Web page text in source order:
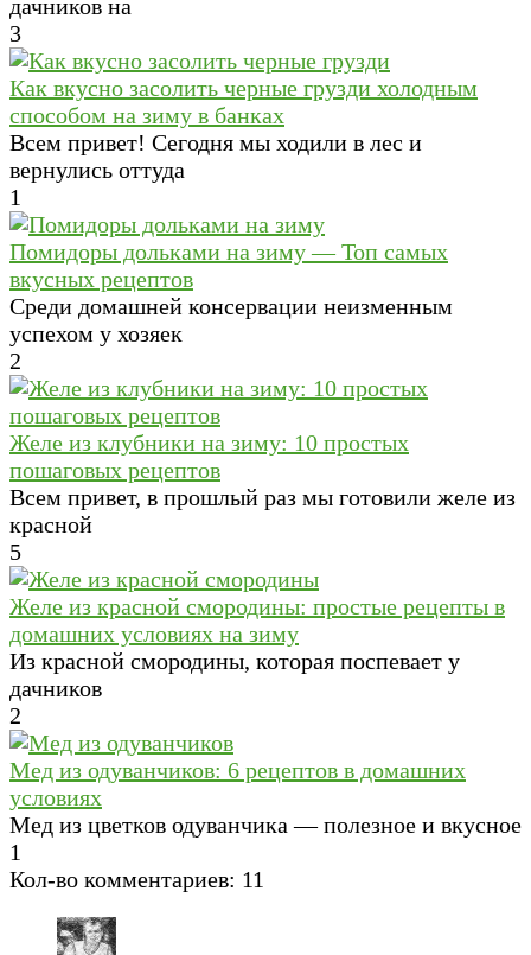
дачников на
3
Как вкусно засолить черные грузди холодным
способом на зиму в банках
Всем привет! Сегодня мы ходили в лес и
вернулись оттуда
1
Помидоры дольками на зиму — Топ самых
вкусных рецептов
Среди домашней консервации неизменным
успехом у хозяек
2
Желе из клубники на зиму: 10 простых
пошаговых рецептов
Всем привет, в прошлый раз мы готовили желе из
красной
5
Желе из красной смородины: простые рецепты в
домашних условиях на зиму
Из красной смородины, которая поспевает у
дачников
2
Мед из одуванчиков: 6 рецептов в домашних
условиях
Мед из цветков одуванчика — полезное и вкусное
1
Кол-во комментариев: 11